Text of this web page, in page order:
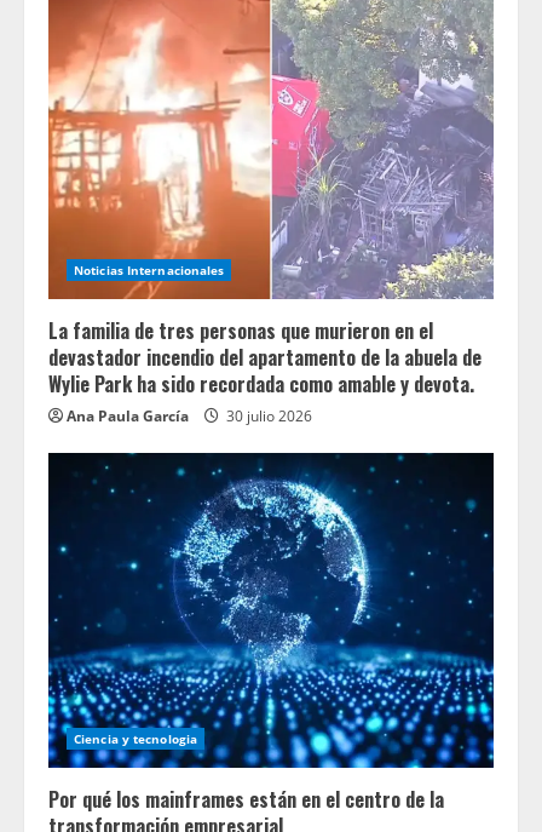
Noticias Internacionales
La familia de tres personas que murieron en el
devastador incendio del apartamento de la abuela de
Wylie Park ha sido recordada como amable y devota.
Ana Paula García 30 julio 2026
Ciencia y tecnologia
Por qué los mainframes están en el centro de la